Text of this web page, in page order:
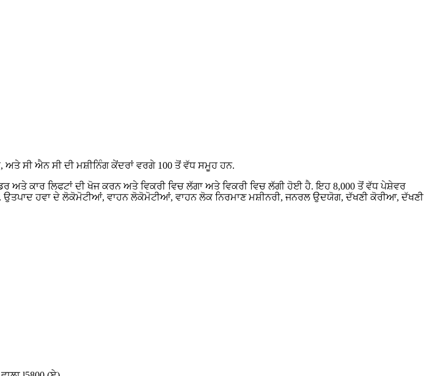
ਸੀ ਐਨ ਸੀ ਦੀ ਮਸ਼ੀਨਿੰਗ ਕੇਂਦਰਾਂ ਵਰਗੇ 100 ਤੋਂ ਵੱਧ ਸਮੂਹ ਹਨ.
ਕਾਰ ਲਿਫਟਾਂ ਦੀ ਖੋਜ ਕਰਨ ਅਤੇ ਵਿਕਰੀ ਵਿਚ ਲੱਗਾ ਅਤੇ ਵਿਕਰੀ ਵਿਚ ਲੱਗੀ ਹੋਈ ਹੈ. ਇਹ 8,000 ਤੋਂ ਵੱਧ ਪੇਸ਼ੇਵਰ
ਹਵਾ ਦੇ ਲੋਕੋਮੋਟੀਆਂ, ਵਾਹਨ ਲੋਕੋਮੋਟੀਆਂ, ਵਾਹਨ ਲੋਕ ਨਿਰਮਾਣ ਮਸ਼ੀਨਰੀ, ਜਨਰਲ ਉਦਯੋਗ, ਦੱਖਣੀ ਕੋਰੀਆ, ਦੱਖਣੀ